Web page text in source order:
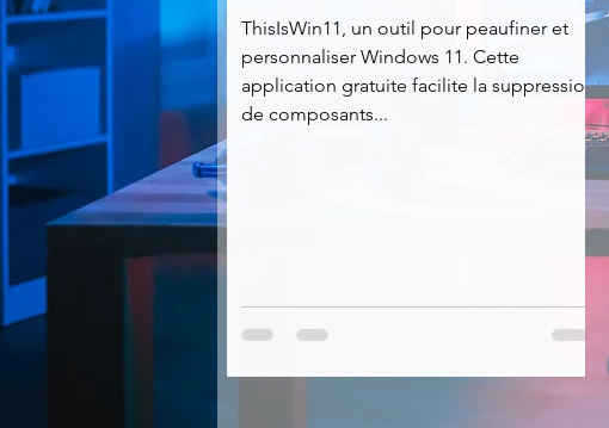
Photographie Réseaux
Logiciels les plus
ThisIsWin11, un outil pour peaufiner et
personnaliser Windows 11. Cette
application gratuite facilite la suppression
de composants...